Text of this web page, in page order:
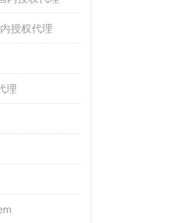
授权代理
理